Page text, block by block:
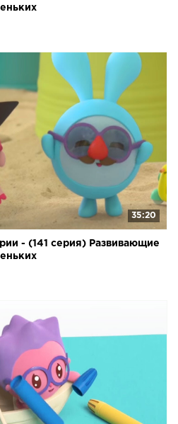
35:20
- (141 серия) Развивающие